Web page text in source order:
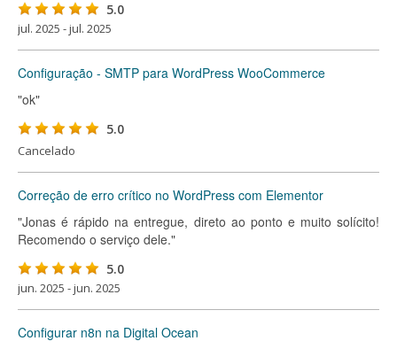
5.0
jul. 2025 - jul. 2025
Configuração - SMTP para WordPress WooCommerce
"ok"
5.0
Cancelado
Correção de erro crítico no WordPress com Elementor
"Jonas é rápido na entregue, direto ao ponto e muito solícito!
Recomendo o serviço dele."
5.0
jun. 2025 - jun. 2025
Configurar n8n na Digital Ocean